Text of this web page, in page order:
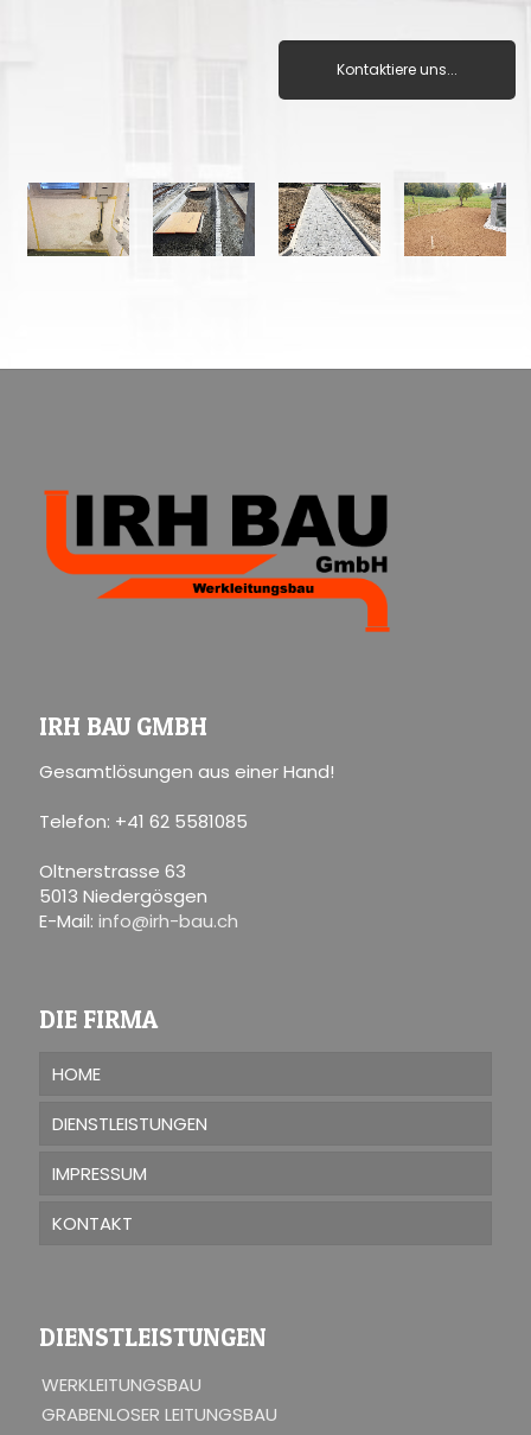
Kontaktiere uns...
IRH BAU GMBH
Gesamtlösungen aus einer Hand!
Telefon: +41 62 5581085
Oltnerstrasse 63
5013 Niedergösgen
E-Mail: info@irh-bau.ch
DIE FIRMA
HOME
DIENSTLEISTUNGEN
IMPRESSUM
KONTAKT
DIENSTLEISTUNGEN
WERKLEITUNGSBAU
GRABENLOSER LEITUNGSBAU